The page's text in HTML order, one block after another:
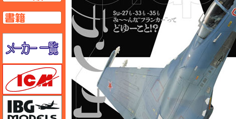
書籍ページへ
メーカー一覧のページはこちら